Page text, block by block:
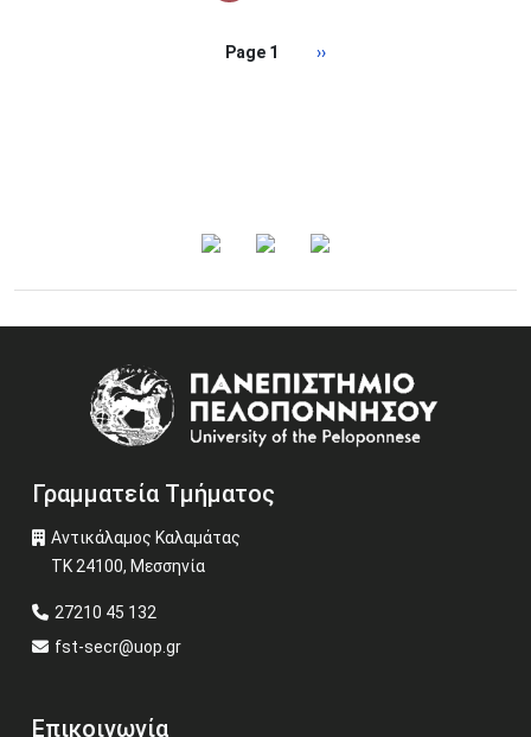
3o Φοιτητικό Συνέδριο "Ασφάλεια και ποιότητα
Περισσότερα
Page 1 Next page
››
Γραμματεία Τμήματος
Αντικάλαμος Καλαμάτας
ΤΚ 24100, Μεσσηνία
27210 45 132
fst-secr@uop.gr
Επικοινωνία